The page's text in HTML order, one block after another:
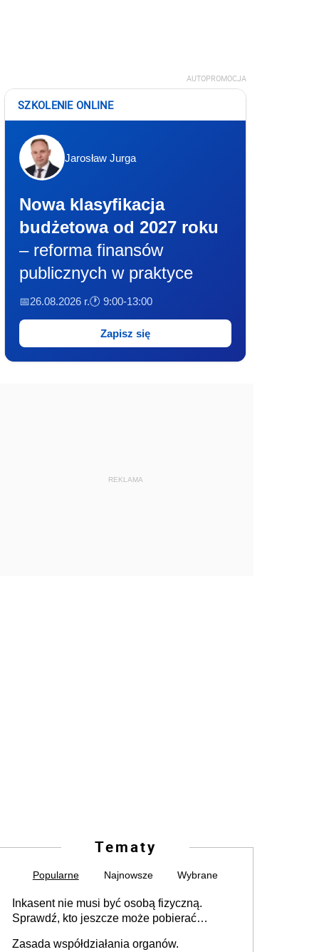
AUTOPROMOCJA
SZKOLENIE ONLINE
Jarosław Jurga
Nowa klasyfikacja
budżetowa od 2027 roku
– reforma finansów
publicznych w praktyce
📅26.08.2026 r.🕐 9:00-13:00
Zapisz się
REKLAMA
Tematy
Popularne Najnowsze Wybrane
Inkasent nie musi być osobą fizyczną.
Sprawdź, kto jeszcze może pobierać
Zasada współdziałania organów.